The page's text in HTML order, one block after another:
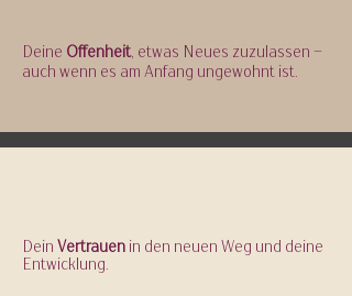
Deine Offenheit, etwas Neues zuzulassen –
auch wenn es am Anfang ungewohnt ist.
Dein Vertrauen in den neuen Weg und deine
Entwicklung.